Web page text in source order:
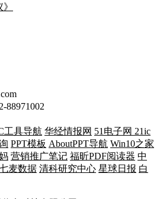
88971002
工具导航 华经情报网 51电子网 21ic
PPT模板 AboutPPT导航 Win10之家
营销推广笔记 福昕PDF阅读器 中
麦数据 清科研究中心 星球日报 白